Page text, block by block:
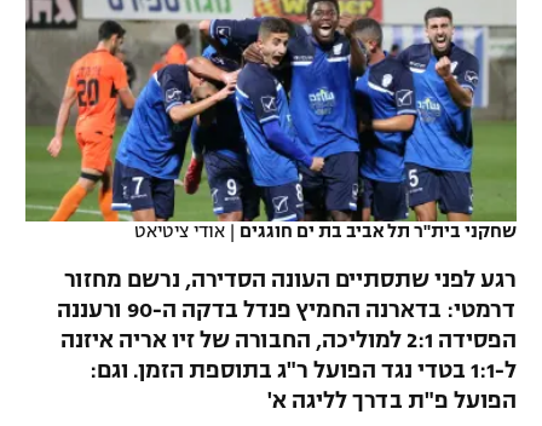
VOD
רץ ברשת
תוצאות
לוח שידורים
ברחבה
נבחרת ישראל
מכבי חיפה
בית"ר ירושלים
מכבי תל אביב
הפועל חיפה
הפועל באר שבע
ליגה ספרדית
ליגה איטלקית
ליגה צרפתית
ליגה הולנדית
ליגה טורקית
ליגה סינית
ליגה ברזילאית
כדורסל נשים
מכבי תל אביב
הפועל חולון
הפועל ירושלים
יורוליג
יורוקאפ
טניס
כדוריד
כדורעף
שחייה
ג'ודו
אגרוף
שחקני בית"ר תל אביב בת ים חוגגים | אודי ציטיאט
רגע לפני שתסתיים העונה הסדירה, נרשם מחזור
דרמטי: בדארנה החמיץ פנדל בדקה ה-90 ורעננה
הפסידה 2:1 למוליכה, החבורה של זיו אריה איזנה
ל-1:1 בטדי נגד הפועל ר"ג בתוספת הזמן. וגם:
הפועל פ"ת בדרך לליגה א'